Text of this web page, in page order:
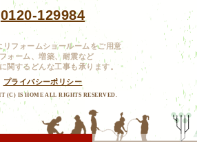
0120-129984
リフォームショールームをご用意
ォーム、増築、耐震など
関するどんな工事も承ります。
プライバシーポリシー
(C) IS HOME ALL RIGHTS RESERVED.